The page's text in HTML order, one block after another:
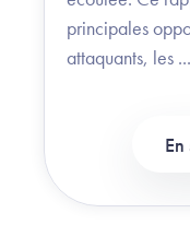
principales
attaquants, les ...